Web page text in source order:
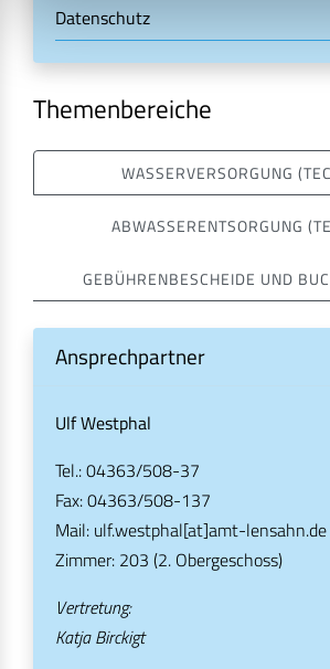
Datenschutz
Themenbereiche
WASSERVERSORGUNG
ABWASSERENTSORGUNG
GEBÜHRENBESCHEIDE UND
Ansprechpartner
Ulf Westphal
Tel.: 04363/508-37
Fax: 04363/508-137
Mail: ulf.westphal[at]amt-lensahn.de
Zimmer: 203 (2. Obergeschoss)
Vertretung:
Katja Birckigt